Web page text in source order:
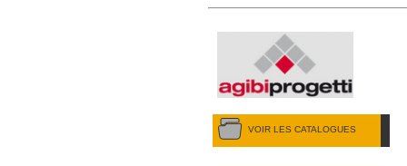
VOIR LES CATALOGUES